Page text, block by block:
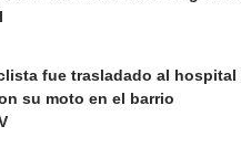
fue trasladado al hospital
su moto en el barrio